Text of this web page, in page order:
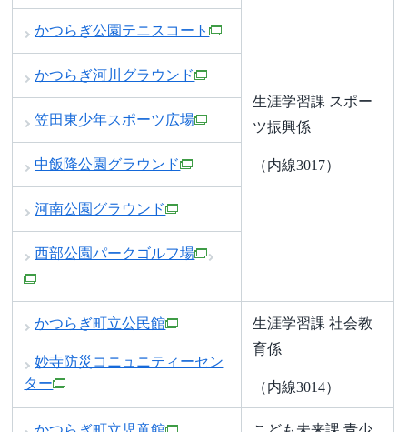
生涯学習課 スポー
ツ振興係
（内線3017）
かつらぎ公園テニスコート
かつらぎ河川グラウンド
笠田東少年スポーツ広場
中飯降公園グラウンド
河南公園グラウンド
西部公園パークゴルフ場
かつらぎ町立公民館
妙寺防災コニュニティーセン
ター
生涯学習課 社会教
育係
（内線3014）